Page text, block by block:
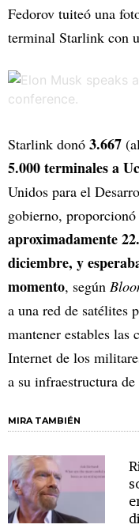
Fedorov tuiteó una
terminal Starlink con
Starlink donó 3.667
5.000 terminales a
Unidos para el
gobierno, proporcionó
aproximadamente
diciembre, y
momento, según
a una red de satélites
mantener estables las
Internet de los
a su infraestructura
MIRA TAMBIÉN